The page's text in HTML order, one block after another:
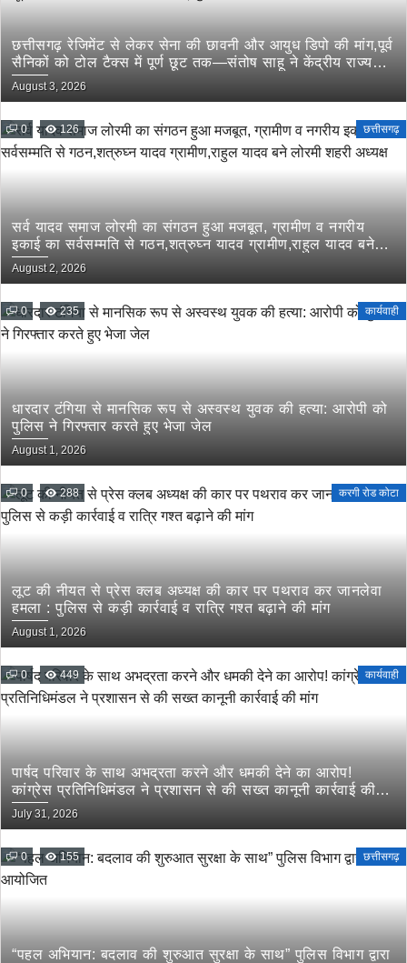
छत्तीसगढ़ रेजिमेंट से लेकर सेना की छावनी और आयुध डिपो की मांग,पूर्व
सैनिकों को टोल टैक्स में पूर्ण छूट तक—संतोष साहू ने केंद्रीय राज्य
मंत्री तोखन साहू के समक्ष उठाई सैनिक हितों की प्रमुख मांगें
August 3, 2026
0 126 छत्तीसगढ़
सर्व यादव समाज लोरमी का संगठन हुआ मजबूत, ग्रामीण व नगरीय
इकाई का सर्वसम्मति से गठन,शत्रुघ्न यादव ग्रामीण,राहुल यादव बने
लोरमी शहरी अध्यक्ष
August 2, 2026
0 235 कार्यवाही
धारदार टंगिया से मानसिक रूप से अस्वस्थ युवक की हत्या: आरोपी को
पुलिस ने गिरफ्तार करते हुए भेजा जेल
August 1, 2026
0 288 करगी रोड कोटा
लूट की नीयत से प्रेस क्लब अध्यक्ष की कार पर पथराव कर जानलेवा
हमला : पुलिस से कड़ी कार्रवाई व रात्रि गश्त बढ़ाने की मांग
August 1, 2026
0 449 कार्यवाही
पार्षद परिवार के साथ अभद्रता करने और धमकी देने का आरोप!
कांग्रेस प्रतिनिधिमंडल ने प्रशासन से की सख्त कानूनी कार्रवाई की
मांग
July 31, 2026
0 155 छत्तीसगढ़
“पहल अभियान: बदलाव की शुरुआत सुरक्षा के साथ” पुलिस विभाग द्वारा